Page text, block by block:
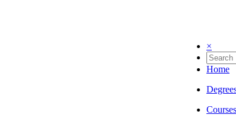
×
Home
Courses